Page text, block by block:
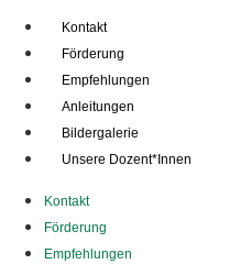
Kontakt
Förderung
Empfehlungen
Anleitungen
Bildergalerie
Unsere Dozent*Innen
Kontakt
Förderung
Empfehlungen